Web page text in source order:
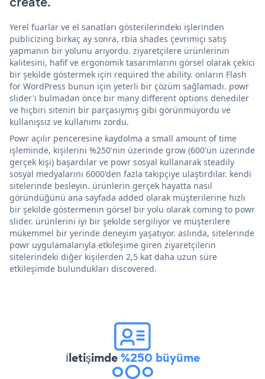
Yerel fuarlar ve el sanatları gösterilerindeki işlerinden
publicizing birkaç ay sonra, rbia shades çevrimiçi satış
yapmanın bir yolunu arıyordu. ziyaretçilere ürünlerinin
kalitesini, hafif ve ergonomik tasarımlarını görsel olarak çekici
bir şekilde göstermek için required the ability. onların Flash
for WordPress bunun için yeterli bir çözüm sağlamadı. powr
slider'ı bulmadan önce bir many different options denediler
ve hiçbiri sitenin bir parçasıymış gibi görünmüyordu ve
kullanışsız ve kullanımı zordu.
Powr açılır penceresine kaydolma a small amount of time
işleminde, kişilerini %250'nin üzerinde grow (600'ün üzerinde
gerçek kişi) başardılar ve powr sosyal kullanarak steadily
sosyal medyalarını 6000'den fazla takipçiye ulaştırdılar. kendi
sitelerinde besleyin. ürünlerin gerçek hayatta nasıl
göründüğünü ana sayfada added olarak müşterilerine hızlı
bir şekilde göstermenin görsel bir yolu olarak coming to powr
slider. ürünlerini iyi bir şekilde sergiliyor ve müşterilere
mükemmel bir yerinde deneyim yaşatıyor. aslında, sitelerinde
powr uygulamalarıyla etkileşime giren ziyaretçilerin
sitelerindeki diğer kişilerden 2,5 kat daha uzun süre
etkileşimde bulundukları discovered.
İletişimde%250 büyüme